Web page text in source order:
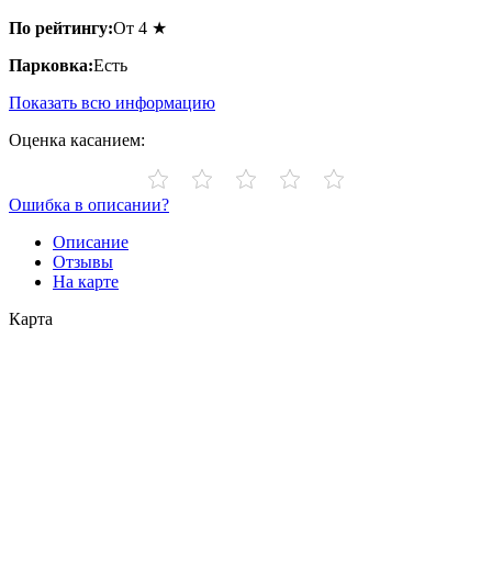
По рейтингу:От 4 ★
Парковка:Есть
Показать всю информацию
Оценка касанием:
Ошибка в описании?
Описание
Отзывы
На карте
Карта